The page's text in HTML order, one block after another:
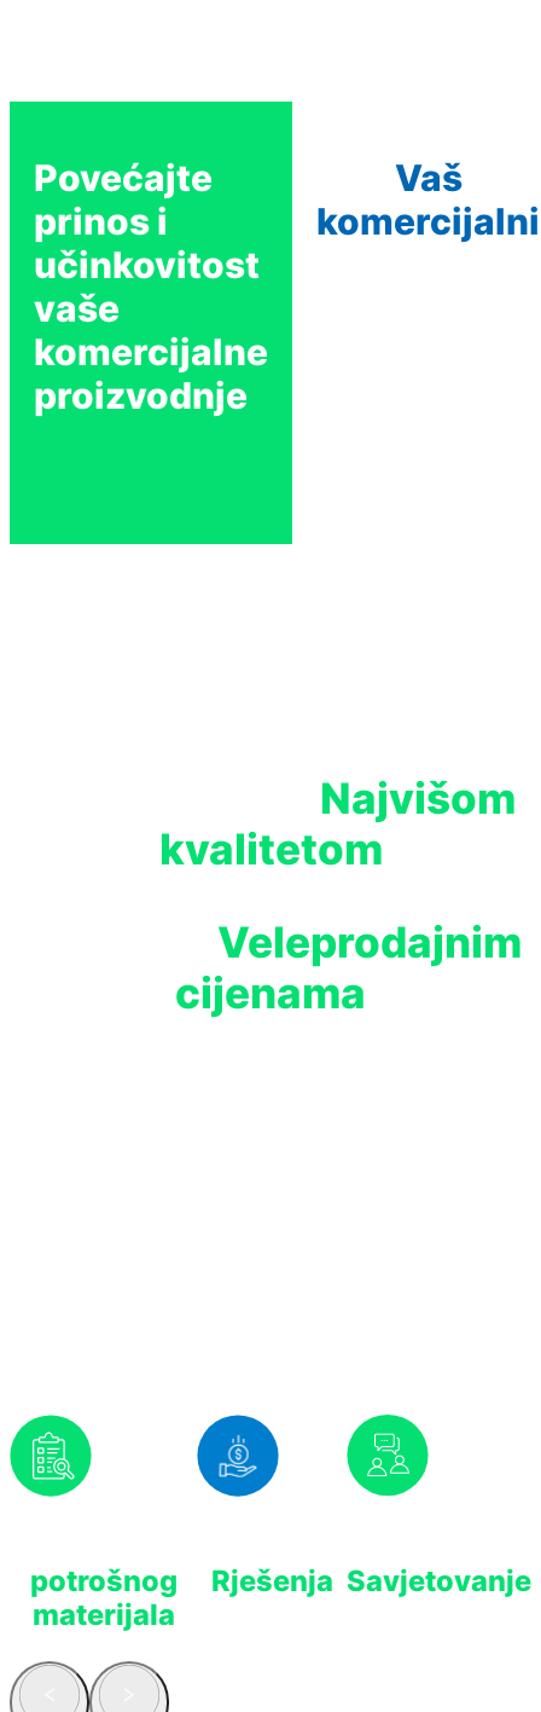
Povećajte
prinos i
učinkovitost
vaše
komercijalne
proizvodnje
Vaš
komercijalni
Najvišom
kvalitetom
Veleprodajnim
cijenama
potrošnog
materijala
Rješenja Savjetovanje